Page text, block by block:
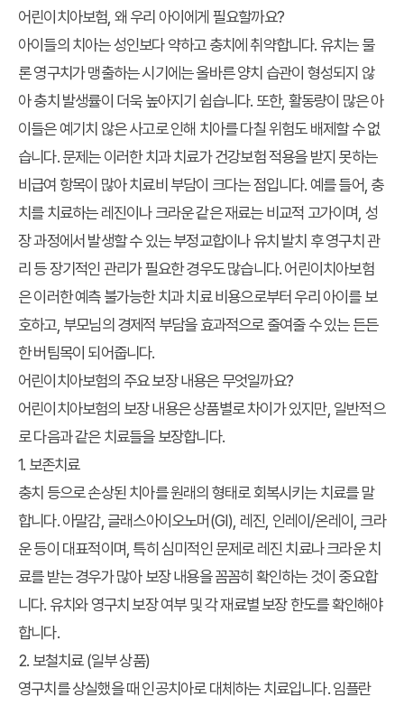
어린이치아보험, 왜 우리 아이에게 필요할까요?
아이들의 치아는 성인보다 약하고 충치에 취약합니다. 유치는 물
론 영구치가 맹출하는 시기에는 올바른 양치 습관이 형성되지 않
아 충치 발생률이 더욱 높아지기 쉽습니다. 또한, 활동량이 많은 아
이들은 예기치 않은 사고로 인해 치아를 다칠 위험도 배제할 수 없
습니다. 문제는 이러한 치과 치료가 건강보험 적용을 받지 못하는
비급여 항목이 많아 치료비 부담이 크다는 점입니다. 예를 들어, 충
치를 치료하는 레진이나 크라운 같은 재료는 비교적 고가이며, 성
장 과정에서 발생할 수 있는 부정교합이나 유치 발치 후 영구치 관
리 등 장기적인 관리가 필요한 경우도 많습니다. 어린이치아보험
은 이러한 예측 불가능한 치과 치료 비용으로부터 우리 아이를 보
호하고, 부모님의 경제적 부담을 효과적으로 줄여줄 수 있는 든든
한 버팀목이 되어줍니다.
어린이치아보험의 주요 보장 내용은 무엇일까요?
어린이치아보험의 보장 내용은 상품별로 차이가 있지만, 일반적으
로 다음과 같은 치료들을 보장합니다.
1. 보존치료
충치 등으로 손상된 치아를 원래의 형태로 회복시키는 치료를 말
합니다. 아말감, 글래스아이오노머(GI), 레진, 인레이/온레이, 크라
운 등이 대표적이며, 특히 심미적인 문제로 레진 치료나 크라운 치
료를 받는 경우가 많아 보장 내용을 꼼꼼히 확인하는 것이 중요합
니다. 유치와 영구치 보장 여부 및 각 재료별 보장 한도를 확인해야
합니다.
2. 보철치료 (일부 상품)
영구치를 상실했을 때 인공치아로 대체하는 치료입니다. 임플란